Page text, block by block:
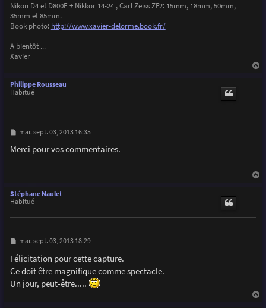
Nikon D4 et D800E + Nikkor 14-24 , Carl Zeiss ZF2: 15mm, 18mm, 50mm,
35mm et 85mm.
Book photo: http://www.xavier-delorme.book.fr/
A bientôt ...
Xavier
Philippe Rousseau
Habitué
M
s
s
mar. sept. 03, 2013 16:35
Merci pour vos commentaires.
Stéphane Naulet
Habitué
M
s
s
a
e
mar. sept. 03, 2013 18:29
Félicitation pour cette capture.
Ce doit être magnifique comme spectacle.
Un jour, peut-être.....